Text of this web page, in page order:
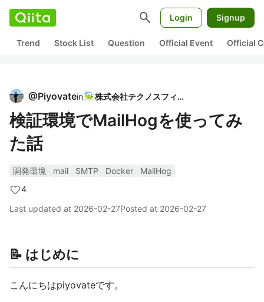
search Login Signup
Trend Stock List Question Official Event Official
@Piyovatein 株式会社テクノスフィア
検証環境でMailHogを使ってみ
た話
開発環境 mail SMTP Docker
MailHog
4
Last updated at 2026-02-27Posted at 2026-02-27
📝 はじめに
こんにちはpiyovateです。